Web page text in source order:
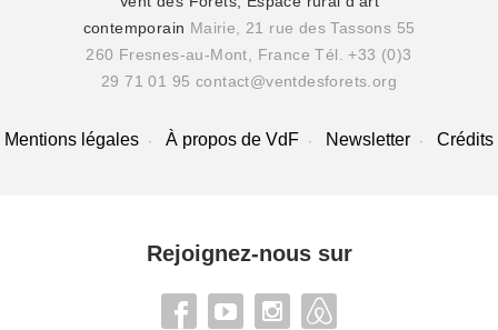
contemporain Mairie, 21 rue des Tassons 55
260 Fresnes-au-Mont, France Tél. +33 (0)3
29 71 01 95 contact@ventdesforets.org
Mentions légales À propos de VdF Newsletter Crédits
Rejoignez-nous sur